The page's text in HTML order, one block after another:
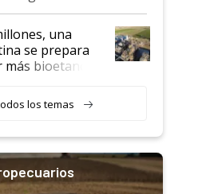
una
se prepara
bioetanol
los temas